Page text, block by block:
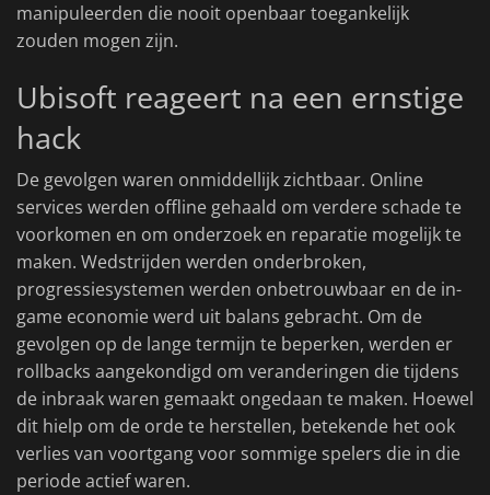
manipuleerden die nooit openbaar toegankelijk
zouden mogen zijn.
Ubisoft reageert na een ernstige
hack
De gevolgen waren onmiddellijk zichtbaar. Online
services werden offline gehaald om verdere schade te
voorkomen en om onderzoek en reparatie mogelijk te
maken. Wedstrijden werden onderbroken,
progressiesystemen werden onbetrouwbaar en de in-
game economie werd uit balans gebracht. Om de
gevolgen op de lange termijn te beperken, werden er
rollbacks aangekondigd om veranderingen die tijdens
de inbraak waren gemaakt ongedaan te maken. Hoewel
dit hielp om de orde te herstellen, betekende het ook
verlies van voortgang voor sommige spelers die in die
periode actief waren.